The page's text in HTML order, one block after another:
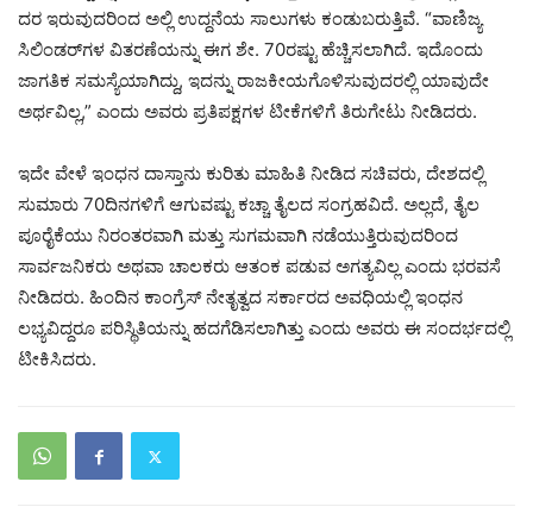
ದರ ಇರುವುದರಿಂದ ಅಲ್ಲಿ ಉದ್ದನೆಯ ಸಾಲುಗಳು ಕಂಡುಬರುತ್ತಿವೆ. “ವಾಣಿಜ್ಯ
ಸಿಲಿಂಡರ್‌ಗಳ ವಿತರಣೆಯನ್ನು ಈಗ ಶೇ. 70ರಷ್ಟು ಹೆಚ್ಚಿಸಲಾಗಿದೆ. ಇದೊಂದು
ಜಾಗತಿಕ ಸಮಸ್ಯೆಯಾಗಿದ್ದು, ಇದನ್ನು ರಾಜಕೀಯಗೊಳಿಸುವುದರಲ್ಲಿ ಯಾವುದೇ
ಅರ್ಥವಿಲ್ಲ,” ಎಂದು ಅವರು ಪ್ರತಿಪಕ್ಷಗಳ ಟೀಕೆಗಳಿಗೆ ತಿರುಗೇಟು ನೀಡಿದರು.
ಇದೇ ವೇಳೆ ಇಂಧನ ದಾಸ್ತಾನು ಕುರಿತು ಮಾಹಿತಿ ನೀಡಿದ ಸಚಿವರು, ದೇಶದಲ್ಲಿ
ಸುಮಾರು 70ದಿನಗಳಿಗೆ ಆಗುವಷ್ಟು ಕಚ್ಚಾ ತೈಲದ ಸಂಗ್ರಹವಿದೆ. ಅಲ್ಲದೆ, ತೈಲ
ಪೂರೈಕೆಯು ನಿರಂತರವಾಗಿ ಮತ್ತು ಸುಗಮವಾಗಿ ನಡೆಯುತ್ತಿರುವುದರಿಂದ
ಸಾರ್ವಜನಿಕರು ಅಥವಾ ಚಾಲಕರು ಆತಂಕ ಪಡುವ ಅಗತ್ಯವಿಲ್ಲ ಎಂದು ಭರವಸೆ
ನೀಡಿದರು. ಹಿಂದಿನ ಕಾಂಗ್ರೆಸ್ ನೇತೃತ್ವದ ಸರ್ಕಾರದ ಅವಧಿಯಲ್ಲಿ ಇಂಧನ
ಲಭ್ಯವಿದ್ದರೂ ಪರಿಸ್ಥಿತಿಯನ್ನು ಹದಗೆಡಿಸಲಾಗಿತ್ತು ಎಂದು ಅವರು ಈ ಸಂದರ್ಭದಲ್ಲಿ
ಟೀಕಿಸಿದರು.